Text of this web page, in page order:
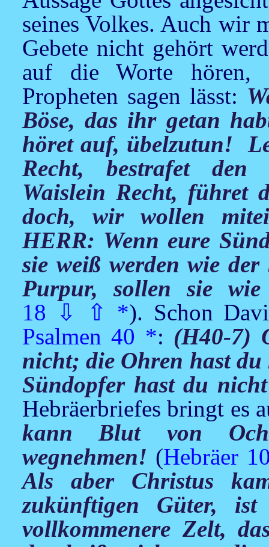
seines Volkes. Auch wir
Gebete nicht gehört
auf die Worte hören,
Propheten sagen lässt:
Böse, das ihr getan
höret auf, übelzutun!
Recht, bestrafet den
Waislein Recht, führet
doch, wir wollen
HERR: Wenn eure
sie weiß werden wie
Purpur, sollen sie
18
⇩ ⇧ *). Schon
Psalmen 40 *: (H40-7)
nicht; die Ohren hast
Sündopfer hast du
Hebräerbriefes bringt es
kann Blut von
wegnehmen! (Hebräer
Als aber Christus
zukünftigen Güter,
vollkommenere Zelt,